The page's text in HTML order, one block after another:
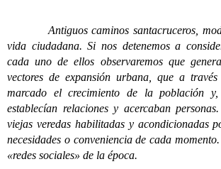
Antiguos caminos santacruceros,
vida ciudadana. Si nos detenemos a
cada uno de ellos observaremos que
vectores de expansión urbana, que a
marcado el crecimiento de la población
establecían relaciones y acercaban
viejas veredas habilitadas y acondicionadas
necesidades o conveniencia de cada
«redes sociales» de la época.